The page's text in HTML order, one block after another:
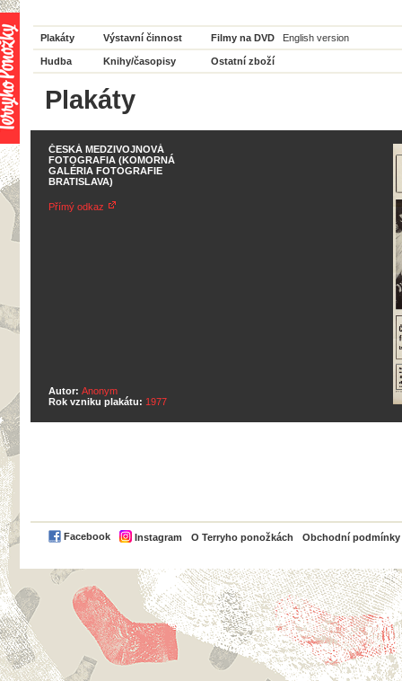
Plakáty Výstavní činnost Filmy na DVD English version
Hudba Knihy/časopisy Ostatní zboží
Plakáty
ČESKÁ MEDZIVOJNOVÁ
FOTOGRAFIA (KOMORNÁ
GALÉRIA FOTOGRAFIE
BRATISLAVA)
Přímý odkaz
Autor: Anonym
Rok vzniku plakátu: 1977
Facebook Instagram O Terryho ponožkách Obchodní podmínky
PayPal